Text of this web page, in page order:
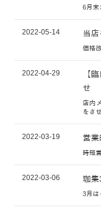
6月末
2022-05-14 当
価格
2022-04-29
【
せ
店内
をさ
2022-03-19 営
時短
2022-03-06 珈集
3月は